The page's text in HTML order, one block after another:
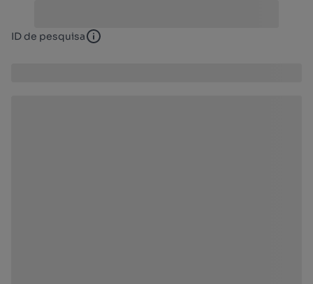
ID de pesquisa ID de pesquisa